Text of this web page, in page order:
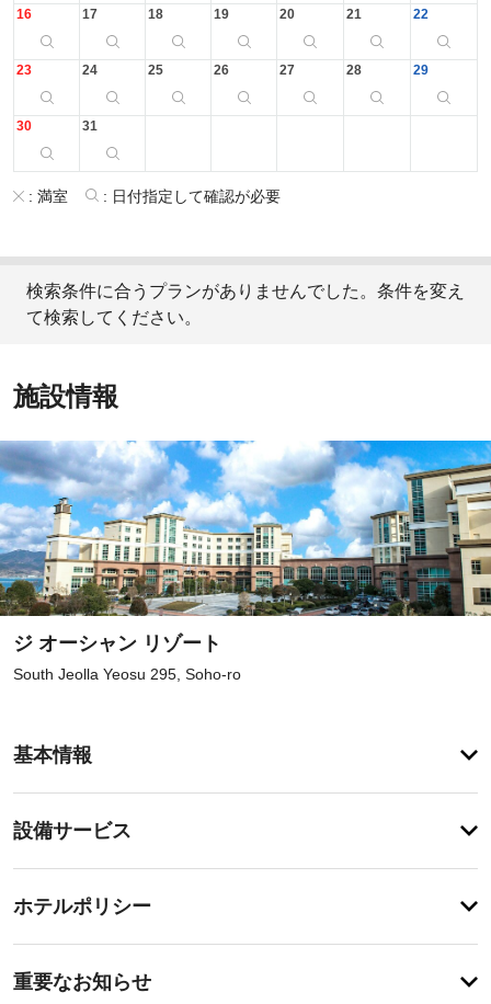
16 17 18 19 20 21 22
23 24 25 26 27 28 29
30 31
: 満室 : 日付指定して確認が必要
検索条件に合うプランがありませんでした。条件を変え
て検索してください。
施設情報
ジ オーシャン リゾート
South Jeolla Yeosu 295, Soho-ro
基本情報
録
が
ま
ん
設備サービス
録
あ
ま
ホテルポリシー
録
が
ま
重要なお知らせ
に
あ